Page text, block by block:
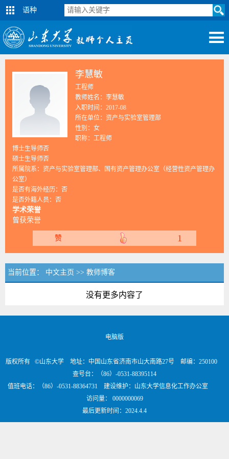
语种
李慧敏
工程师
教师姓名：李慧敏
入职时间：2017-08
所在单位：资产与实验室管理部
性别：女
职称：工程师
博士生导师否
硕士生导师否
所属院系：资产与实验室管理部、国有资产管理办公室（经营性资产管理办
公室）
是否有海外经历：否
是否外籍人员：否
学术荣誉
曾获荣誉
赞 1
当前位置： 中文主页 >> 教师博客
没有更多内容了
电脑版
版权所有 ©山东大学 地址：中国山东省济南市山大南路27号 邮编：250100
查号台：（86）-0531-88395114
值班电话：（86）-0531-88364731 建设维护：山东大学信息化工作办公室
访问量： 0000000069
最后更新时间： 2024.4.4